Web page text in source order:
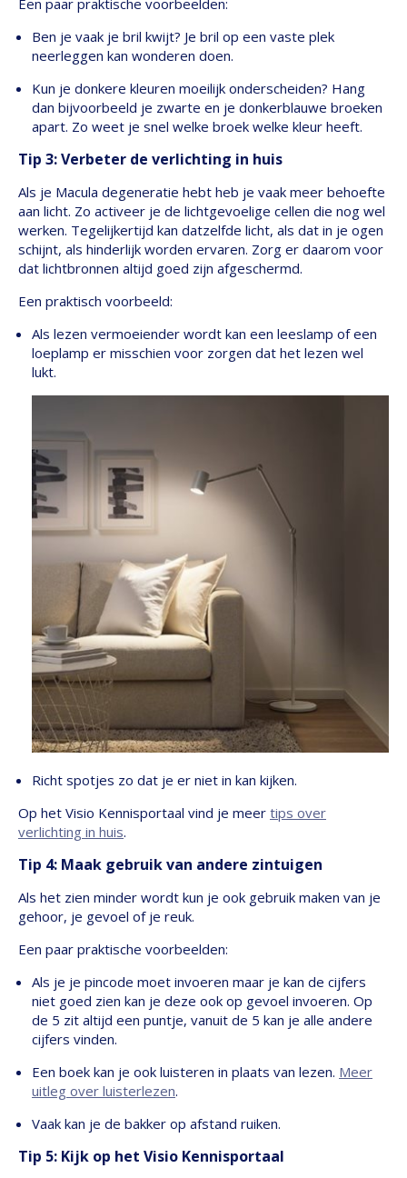
Ben je vaak je bril kwijt? Je bril op een vaste plek
neerleggen kan wonderen doen.
Kun je donkere kleuren moeilijk onderscheiden? Hang
dan bijvoorbeeld je zwarte en je donkerblauwe broeken
apart. Zo weet je snel welke broek welke kleur heeft.
Tip 3: Verbeter de verlichting in huis
Als je Macula degeneratie hebt heb je vaak meer behoefte
aan licht. Zo activeer je de lichtgevoelige cellen die nog wel
werken. Tegelijkertijd kan datzelfde licht, als dat in je ogen
schijnt, als hinderlijk worden ervaren. Zorg er daarom voor
dat lichtbronnen altijd goed zijn afgeschermd.
Een praktisch voorbeeld:
Als lezen vermoeiender wordt kan een leeslamp of een
loeplamp er misschien voor zorgen dat het lezen wel
lukt.
Richt spotjes zo dat je er niet in kan kijken.
Op het Visio Kennisportaal vind je meer tips over
verlichting in huis.
Tip 4: Maak gebruik van andere zintuigen
Als het zien minder wordt kun je ook gebruik maken van je
gehoor, je gevoel of je reuk.
Een paar praktische voorbeelden:
Als je je pincode moet invoeren maar je kan de cijfers
niet goed zien kan je deze ook op gevoel invoeren. Op
de 5 zit altijd een puntje, vanuit de 5 kan je alle andere
cijfers vinden.
Een boek kan je ook luisteren in plaats van lezen. Meer
uitleg over luisterlezen.
Vaak kan je de bakker op afstand ruiken.
Tip 5: Kijk op het Visio Kennisportaal